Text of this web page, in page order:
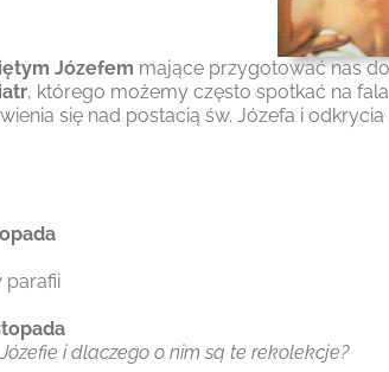
Józefem mające przygotować nas
, którego możemy często spotkać na
się nad postacią św. Józefa i
parafii
i dlaczego o nim są te rekolekcje?